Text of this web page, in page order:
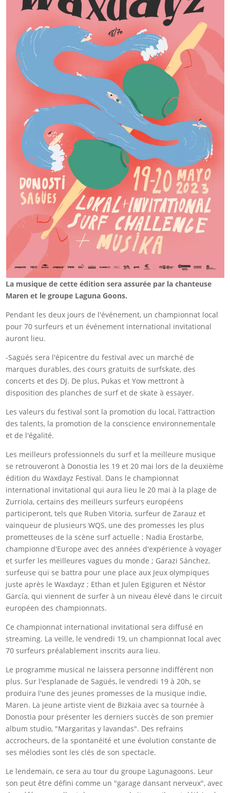
La musique de cette édition sera assurée par la chanteuse
Maren et le groupe Laguna Goons.
Pendant les deux jours de l'événement, un championnat local
pour 70 surfeurs et un événement international invitational
auront lieu.
-Sagüés sera l'épicentre du festival avec un marché de
marques durables, des cours gratuits de surfskate, des
concerts et des DJ. De plus, Pukas et Yow mettront à
disposition des planches de surf et de skate à essayer.
Les valeurs du festival sont la promotion du local, l'attraction
des talents, la promotion de la conscience environnementale
et de l'égalité.
Les meilleurs professionnels du surf et la meilleure musique
se retrouveront à Donostia les 19 et 20 mai lors de la deuxième
édition du Waxdayz Festival. Dans le championnat
international invitational qui aura lieu le 20 mai à la plage de
Zurriola, certains des meilleurs surfeurs européens
participeront, tels que Ruben Vitoria, surfeur de Zarauz et
vainqueur de plusieurs WQS, une des promesses les plus
prometteuses de la scène surf actuelle ; Nadia Erostarbe,
championne d'Europe avec des années d'expérience à voyager
et surfer les meilleures vagues du monde ; Garazi Sánchez,
surfeuse qui se battra pour une place aux Jeux olympiques
juste après le Waxdayz ; Ethan et Julen Egiguren et Néstor
García, qui viennent de surfer à un niveau élevé dans le circuit
européen des championnats.
Ce championnat international invitational sera diffusé en
streaming. La veille, le vendredi 19, un championnat local avec
70 surfeurs préalablement inscrits aura lieu.
Le programme musical ne laissera personne indifférent non
plus. Sur l'esplanade de Sagüés, le vendredi 19 à 20h, se
produira l'une des jeunes promesses de la musique indie,
Maren. La jeune artiste vient de Bizkaia avec sa tournée à
Donostia pour présenter les derniers succès de son premier
album studio, "Margaritas y lavandas". Des refrains
accrocheurs, de la spontanéité et une évolution constante de
ses mélodies sont les clés de son spectacle.
Le lendemain, ce sera au tour du groupe Lagunagoons. Leur
son peut être défini comme un "garage dansant nerveux", avec